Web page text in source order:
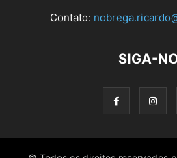
Contato:
SIGA-